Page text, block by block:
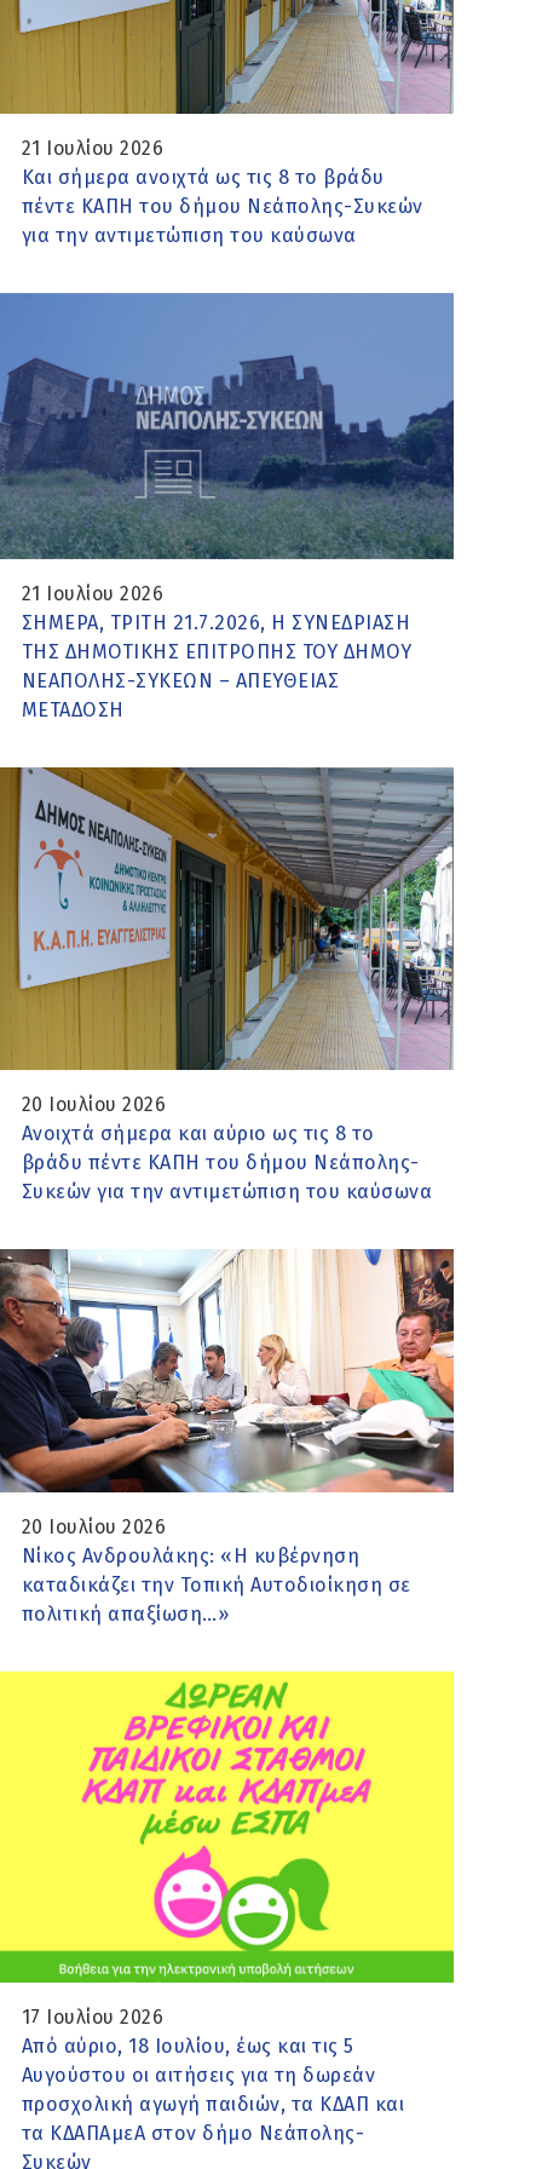
21 Ιουλίου 2026
Kαι σήμερα ανοιχτά ως τις 8 το βράδυ
πέντε ΚΑΠΗ του δήμου Νεάπολης-Συκεών
για την αντιμετώπιση του καύσωνα
21 Ιουλίου 2026
ΣΗΜΕΡΑ, ΤΡΙΤΗ 21.7.2026, Η ΣΥΝΕΔΡΙΑΣΗ
ΤΗΣ ΔΗΜΟΤΙΚΗΣ ΕΠΙΤΡΟΠΗΣ ΤΟΥ ΔΗΜΟΥ
ΝΕΑΠΟΛΗΣ-ΣΥΚΕΩΝ – ΑΠΕΥΘΕΙΑΣ
ΜΕΤΑΔΟΣΗ
20 Ιουλίου 2026
Aνοιχτά σήμερα και αύριο ως τις 8 το
βράδυ πέντε ΚΑΠΗ του δήμου Νεάπολης-
Συκεών για την αντιμετώπιση του καύσωνα
20 Ιουλίου 2026
Νίκος Ανδρουλάκης: «Η κυβέρνηση
καταδικάζει την Τοπική Αυτοδιοίκηση σε
πολιτική απαξίωση…»
17 Ιουλίου 2026
Από αύριο, 18 Ιουλίου, έως και τις 5
Αυγούστου οι αιτήσεις για τη δωρεάν
προσχολική αγωγή παιδιών, τα ΚΔΑΠ και
τα ΚΔΑΠΑμεΑ στον δήμο Νεάπολης-
Συκεών